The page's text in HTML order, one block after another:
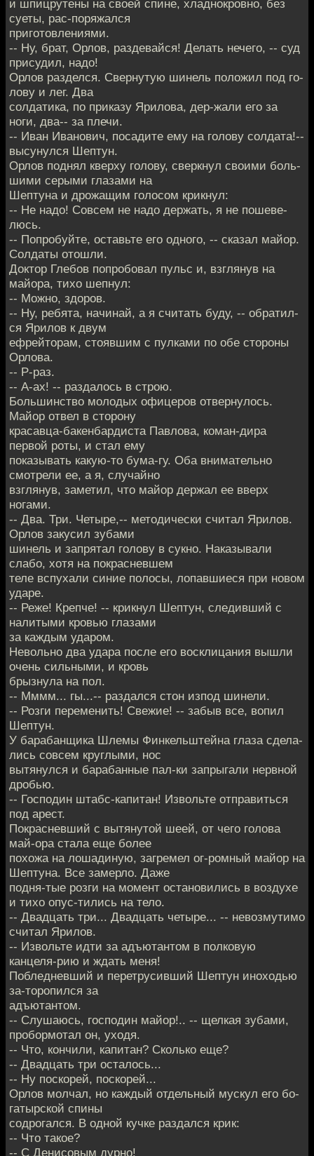
и шпицрутены на своей спине, хладнокровно, без
суеты, рас-поряжался
приготовлениями.
-- Ну, брат, Орлов, раздевайся! Делать нечего, -- суд
присудил, надо!
Орлов разделся. Свернутую шинель положил под го-
лову и лег. Два
солдатика, по приказу Ярилова, дер-жали его за
ноги, два-- за плечи.
-- Иван Иванович, посадите ему на голову солдата!--
высунулся Шептун.
Орлов поднял кверху голову, сверкнул своими боль-
шими серыми глазами на
Шептуна и дрожащим голосом крикнул:
-- Не надо! Совсем не надо держать, я не пошеве-
люсь.
-- Попробуйте, оставьте его одного, -- сказал майор.
Солдаты отошли.
Доктор Глебов попробовал пульс и, взглянув на
майора, тихо шепнул:
-- Можно, здоров.
-- Ну, ребята, начинай, а я считать буду, -- обратил-
ся Ярилов к двум
ефрейторам, стоявшим с пулками по обе стороны
Орлова.
-- Р-раз.
-- А-ах! -- раздалось в строю.
Большинство молодых офицеров отвернулось.
Майор отвел в сторону
красавца-бакенбардиста Павлова, коман-дира
первой роты, и стал ему
показывать какую-то бума-гу. Оба внимательно
смотрели ее, а я, случайно
взглянув, заметил, что майор держал ее вверх
ногами.
-- Два. Три. Четыре,-- методически считал Ярилов.
Орлов закусил зубами
шинель и запрятал голову в сукно. Наказывали
слабо, хотя на покрасневшем
теле вспухали синие полосы, лопавшиеся при новом
ударе.
-- Реже! Крепче! -- крикнул Шептун, следивший с
налитыми кровью глазами
за каждым ударом.
Невольно два удара после его восклицания вышли
очень сильными, и кровь
брызнула на пол.
-- Мммм... гы...-- раздался стон изпод шинели.
-- Розги переменить! Свежие! -- забыв все, вопил
Шептун.
У барабанщика Шлемы Финкельштейна глаза сдела-
лись совсем круглыми, нос
вытянулся и барабанные пал-ки запрыгали нервной
дробью.
-- Господин штабс-капитан! Извольте отправиться
под арест.
Покрасневший с вытянутой шеей, от чего голова
май-ора стала еще более
похожа на лошадиную, загремел ог-ромный майор на
Шептуна. Все замерло. Даже
подня-тые розги на момент остановились в воздухе
и тихо опус-тились на тело.
-- Двадцать три... Двадцать четыре... -- невозмутимо
считал Ярилов.
-- Извольте идти за адъютантом в полковую
канцеля-рию и ждать меня!
Побледневший и перетрусивший Шептун иноходью
за-торопился за
адъютантом.
-- Слушаюсь, господин майор!.. -- щелкая зубами,
пробормотал он, уходя.
-- Что, кончили, капитан? Сколько еще?
-- Двадцать три осталось...
-- Ну поскорей, поскорей...
Орлов молчал, но каждый отдельный мускул его бо-
гатырской спины
содрогался. В одной кучке раздался крик:
-- Что такое?
-- С Денисовым дурно!